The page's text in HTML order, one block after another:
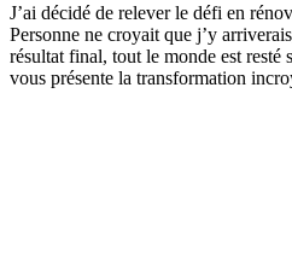
J’ai décidé de relever le défi en
Personne ne croyait que j’y
résultat final, tout le monde est resté
vous présente la transformation